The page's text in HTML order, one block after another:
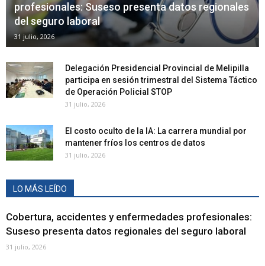
profesionales: Suseso presenta datos regionales
del seguro laboral
31 julio, 2026
Delegación Presidencial Provincial de Melipilla
participa en sesión trimestral del Sistema Táctico
de Operación Policial STOP
31 julio, 2026
El costo oculto de la IA: La carrera mundial por
mantener fríos los centros de datos
31 julio, 2026
LO MÁS LEÍDO
Cobertura, accidentes y enfermedades profesionales:
Suseso presenta datos regionales del seguro laboral
31 julio, 2026